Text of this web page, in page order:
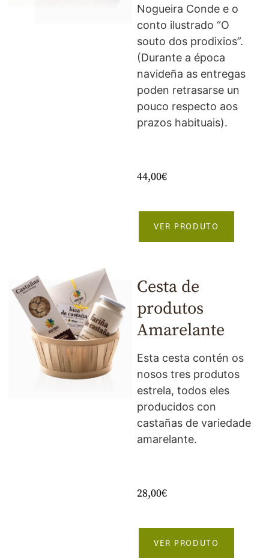
Nogueira Conde e o
conto ilustrado “O
souto dos prodixios”.
(Durante a época
navideña as entregas
poden retrasarse un
pouco respecto aos
prazos habituais).
44,00€
VER PRODUTO
Cesta de
produtos
Amarelante
Esta cesta contén os
nosos tres produtos
estrela, todos eles
producidos con
castañas de variedade
amarelante.
28,00€
VER PRODUTO